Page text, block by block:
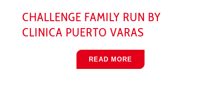
CHALLENGE FAMILY RUN BY
CLINICA PUERTO VARAS
READ MORE